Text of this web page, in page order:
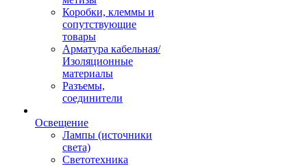
Коробки, клеммы и
сопутствующие
товары
Арматура кабельная/
Изоляционные
материалы
Разъемы,
соединители
Освещение
Лампы (источники
света)
Светотехника